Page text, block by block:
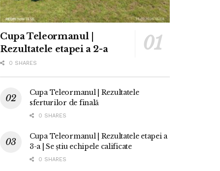
Cupa Teleormanul |
Rezultatele etapei a 2-a
0 SHARES
Cupa Teleormanul | Rezultatele
sferturilor de finală
0 SHARES
Cupa Teleormanul | Rezultatele etapei a
3-a | Se știu echipele calificate
0 SHARES